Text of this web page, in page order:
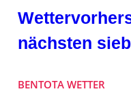
nächsten
BENTOTA WETTER